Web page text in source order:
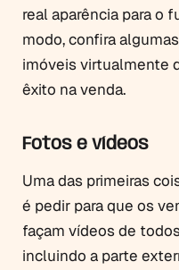
real aparência para o
modo, confira
imóveis virtualmente
êxito na venda.
Fotos e vídeos
Uma das primeiras
é pedir para que os
façam vídeos de
incluindo a parte